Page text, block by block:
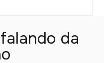
da